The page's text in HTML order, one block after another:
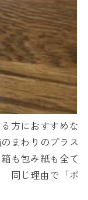
方におすすめな
まわりのプラス
も包み紙も全て
同じ理由で「ボ